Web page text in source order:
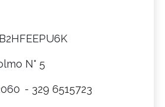
N° 5
- 329 6515723